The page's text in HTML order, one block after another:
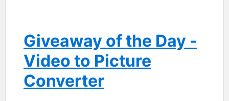
Giveaway of the Day -
Video to Picture
Converter